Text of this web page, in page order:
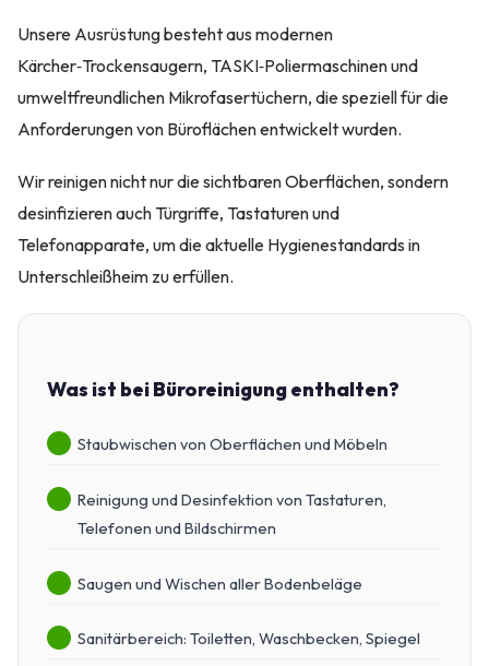
Unsere Ausrüstung besteht aus modernen
Kärcher‑Trockensaugern, TASKI‑Poliermaschinen und
umweltfreundlichen Mikrofasertüchern, die speziell für die
Anforderungen von Büroflächen entwickelt wurden.
Wir reinigen nicht nur die sichtbaren Oberflächen, sondern
desinfizieren auch Türgriffe, Tastaturen und
Telefonapparate, um die aktuelle Hygienestandards in
Unterschleißheim zu erfüllen.
Was ist bei Büroreinigung enthalten?
Staubwischen von Oberflächen und Möbeln
Reinigung und Desinfektion von Tastaturen,
Telefonen und Bildschirmen
Saugen und Wischen aller Bodenbeläge
Sanitärbereich: Toiletten, Waschbecken, Spiegel